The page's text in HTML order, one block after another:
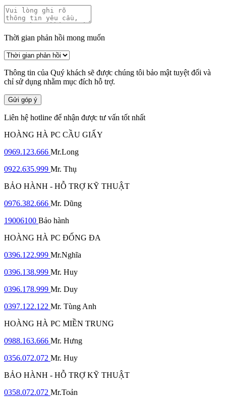
Thời gian phản hồi mong muốn
Thông tin của Quý khách sẽ được chúng tôi bảo mật tuyệt đối và
chỉ sử dụng nhằm mục đích hỗ trợ.
Gửi góp ý
Liên hệ hotline để nhận được tư vấn tốt nhất
HOÀNG HÀ PC CẦU GIẤY
0969.123.666 Mr.Long
0922.635.999 Mr. Thụ
BẢO HÀNH - HỖ TRỢ KỸ THUẬT
0976.382.666 Mr. Dũng
19006100 Bảo hành
HOÀNG HÀ PC ĐỐNG ĐA
0396.122.999 Mr.Nghĩa
0396.138.999 Mr. Huy
0396.178.999 Mr. Duy
0397.122.122 Mr. Tùng Anh
HOÀNG HÀ PC MIỀN TRUNG
0988.163.666 Mr. Hưng
0356.072.072 Mr. Huy
BẢO HÀNH - HỖ TRỢ KỸ THUẬT
0358.072.072 Mr.Toản